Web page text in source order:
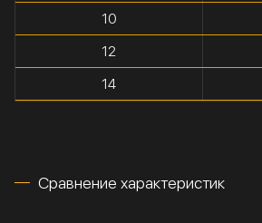
10
12
14
Сравнение характеристик